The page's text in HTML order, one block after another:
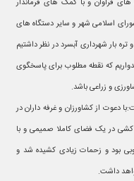
های فراوان و با کمک های فرماندار
اسلامی شهر و سایر دستگاه های
تره بار شهرداری آبسرد در نظر داشتیم
که نقطه مطلوب برای پاسخگوی
و زراعی باشد.
دعوت از کشاورزان و غرفه داران در
در یک فضای کاملا صمیمی و با
بود و زحمات زیادی کشیده شد و
داشت.